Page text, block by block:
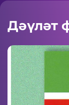
Дәүләт